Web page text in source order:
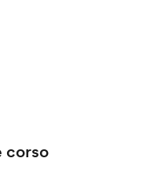
corso